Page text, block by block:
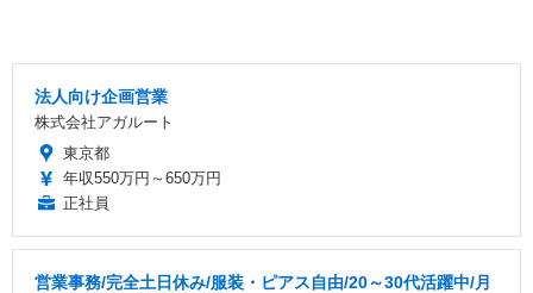
法人向け企画営業
株式会社アガルート
東京都
年収550万円～650万円
正社員
営業事務/完全土日休み/服装・ピアス自由/20～30代活躍中/月